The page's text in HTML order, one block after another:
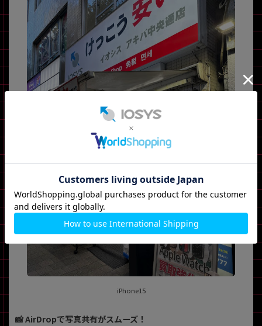
iPhone15
📸 AirDropで写真共有がスムーズ！